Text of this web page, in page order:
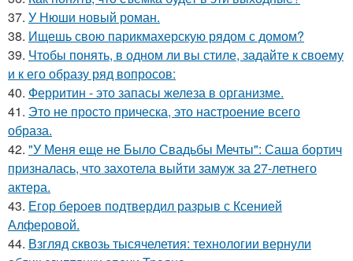
37. У Нюши новый роман.
38. Ищешь свою парикмахерскую рядом с домом?
39. Чтобы понять, в одном ли вы стиле, задайте к своему
и к его образу ряд вопросов:
40. Ферритин - это запасы железа в организме.
41. Это не просто прическа, это настроение всего
образа.
42. "У Меня еще не Было Свадьбы Мечты": Саша бортич
призналась, что захотела выйти замуж за 27-летнего
актера.
43. Егор бероев подтвердил разрыв с Ксенией
Алферовой.
44. Взгляд сквозь тысячелетия: технологии вернули